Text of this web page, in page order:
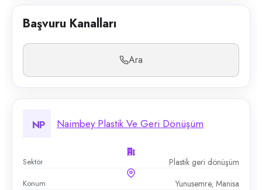
Başvuru Kanalları
Ara
NP Naimbey Plastik Ve Geri Dönüşüm
Sektör Plastik geri dönüşüm
Konum Yunusemre, Manisa